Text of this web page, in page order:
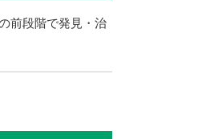
前段階で発見・治